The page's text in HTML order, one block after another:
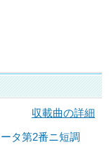
収載曲の詳細
タ第2番ニ短調